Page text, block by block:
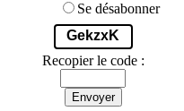
Se désabonner
GekzxK
Recopier le code :
Envoyer